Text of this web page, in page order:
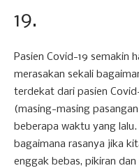
19.
Pasien Covid-19 semakin
merasakan sekali
terdekat dari pasien
(masing-masing
beberapa waktu yang
bagaimana rasanya jika
enggak bebas, pikiran